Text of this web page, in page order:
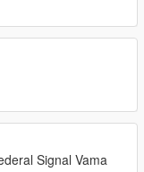
Signal Vama